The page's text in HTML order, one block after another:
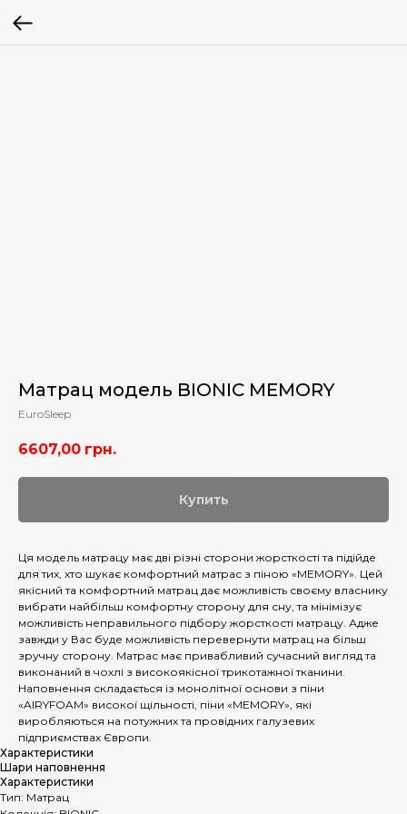
Матрац модель BIONIC MEMORY
EuroSleep
6607,00 грн.
Купить
Ця модель матрацу має дві різні сторони жорсткості та підійде
для тих, хто шукає комфортний матрас з піною «MEMORY». Цей
якісний та комфортний матрац дає можливість своєму власнику
вибрати найбільш комфортну сторону для сну, та мінімізує
можливість неправильного підбору жорсткості матрацу. Адже
завжди у Вас буде можливість перевернути матрац на більш
зручну сторону. Матрас має привабливий сучасний вигляд та
виконаний в чохлі з високоякісної трикотажної тканини.
Наповнення складається із монолітної основи з піни
«AIRYFOAM» високої щільності, піни «MEMORY», які
виробляються на потужних та провідних галузевих
підприємствах Європи.
Характеристики
Шари наповнення
Характеристики
Тип: Матрац